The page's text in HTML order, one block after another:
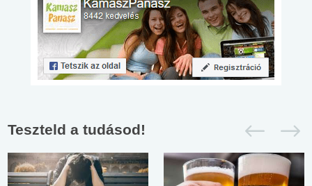
Teszteld a tudásod!